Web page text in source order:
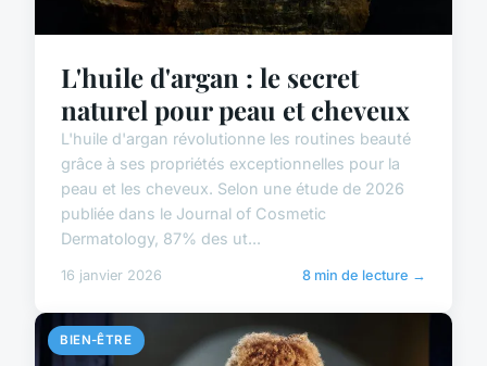
L'huile d'argan : le secret
naturel pour peau et cheveux
L'huile d'argan révolutionne les routines beauté
grâce à ses propriétés exceptionnelles pour la
peau et les cheveux. Selon une étude de 2026
publiée dans le Journal of Cosmetic
Dermatology, 87% des ut...
16 janvier 2026 8 min de lecture →
BIEN-ÊTRE